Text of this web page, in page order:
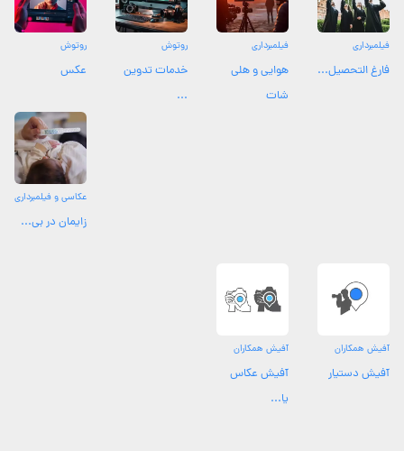
فیلمبرداری
فارغ التحصیل...
فیلمبرداری
هوایی و هلی
شات
روتوش
خدمات تدوین
...
روتوش
عکس
عکاسی و فیلمبرداری
زایمان در بی...
آفیش همکاران
آفیش دستیار
آفیش همکاران
آفیش عکاس
یا...